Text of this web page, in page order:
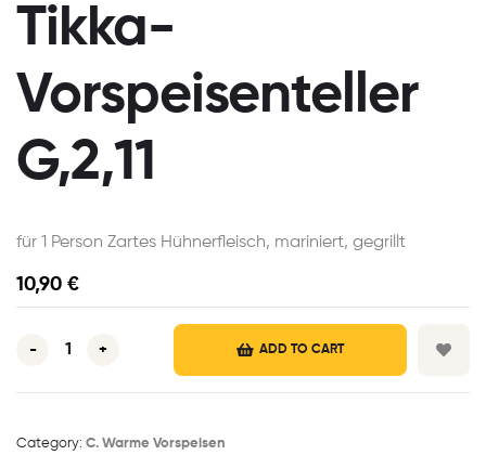
Tikka-
Vorspeisenteller
G,2,11
für 1 Person Zartes Hühnerfleisch, mariniert, gegrillt
10,90 €
- + ADD TO CART
Category: C. Warme Vorspeisen